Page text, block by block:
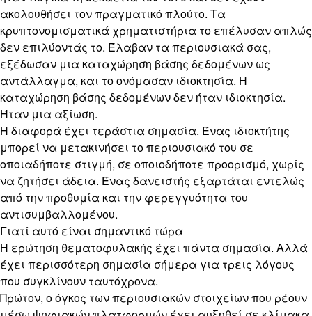
ακολουθήσει τον πραγματικό πλούτο. Τα
κρυπτονομισματικά χρηματιστήρια το επέλυσαν απλώς
δεν επιλύοντάς το. Έλαβαν τα περιουσιακά σας,
εξέδωσαν μια καταχώρηση βάσης δεδομένων ως
αντάλλαγμα, και το ονόμασαν ιδιοκτησία. Η
καταχώρηση βάσης δεδομένων δεν ήταν ιδιοκτησία.
Ήταν μια αξίωση.
Η διαφορά έχει τεράστια σημασία. Ένας ιδιοκτήτης
μπορεί να μετακινήσει το περιουσιακό του σε
οποιαδήποτε στιγμή, σε οποιοδήποτε προορισμό, χωρίς
να ζητήσει άδεια. Ένας δανειστής εξαρτάται εντελώς
από την προθυμία και την φερεγγυότητα του
αντισυμβαλλομένου.
Γιατί αυτό είναι σημαντικό τώρα
Η ερώτηση θεματοφυλακής έχει πάντα σημασία. Αλλά
έχει περισσότερη σημασία σήμερα για τρεις λόγους
που συγκλίνουν ταυτόχρονα.
Πρώτον, ο όγκος των περιουσιακών στοιχείων που ρέουν